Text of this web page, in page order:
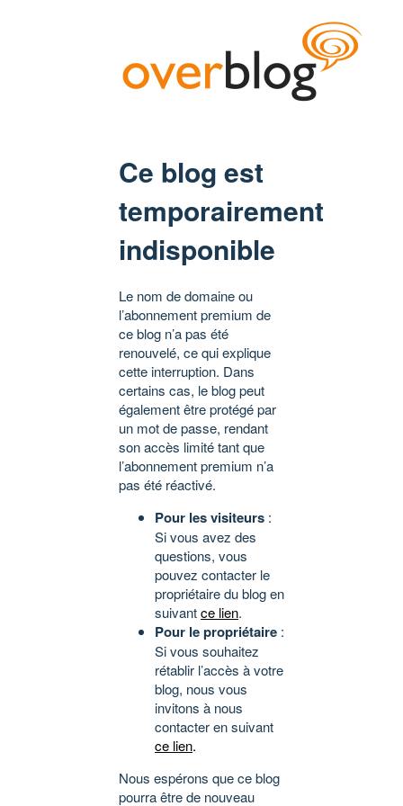
Ce blog est
temporairement
indisponible
Le nom de domaine ou
l’abonnement premium de
ce blog n’a pas été
renouvelé, ce qui explique
cette interruption. Dans
certains cas, le blog peut
également être protégé par
un mot de passe, rendant
son accès limité tant que
l’abonnement premium n’a
pas été réactivé.
Pour les visiteurs :
Si vous avez des
questions, vous
pouvez contacter le
propriétaire du blog en
suivantce lien.
Pour le propriétaire :
Si vous souhaitez
rétablir l’accès à votre
blog, nous vous
invitons à nous
contacter en suivant
ce lien.
Nous espérons que ce blog
pourra être de nouveau